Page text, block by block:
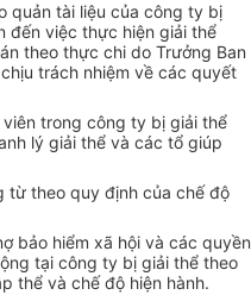
quản tài liệu của công ty bị
đến việc thực hiện giải thể
theo thực chi do Trưởng Ban
trách nhiệm về các quyết
trong công ty bị giải thể
lý giải thể và các tổ giúp
từ theo quy định của chế độ
bảo hiểm xã hội và các quyền
tại công ty bị giải thể theo
thể và chế độ hiện hành.